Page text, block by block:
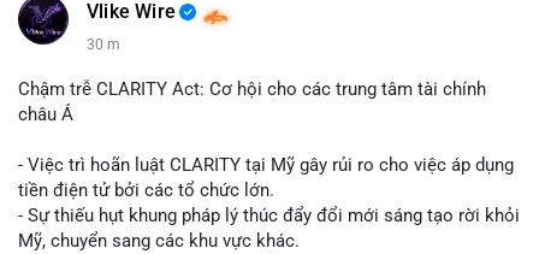
Vlike Wire
30 m
Chậm trễ CLARITY Act: Cơ hội cho các trung tâm tài chính
châu Á
- Việc trì hoãn luật CLARITY tại Mỹ gây rủi ro cho việc áp dụng
tiền điện tử bởi các tổ chức lớn.
- Sự thiếu hụt khung pháp lý thúc đẩy đổi mới sáng tạo rời khỏi
Mỹ, chuyển sang các khu vực khác.